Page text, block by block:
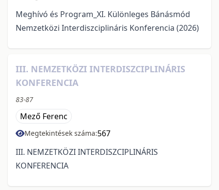
Meghívó és Program_XI. Különleges Bánásmód
Nemzetközi Interdiszciplináris Konferencia (2026)
III. NEMZETKÖZI INTERDISZCIPLINÁRIS
KONFERENCIA
83-87
Mező Ferenc
Megtekintések száma:567
III. NEMZETKÖZI INTERDISZCIPLINÁRIS
KONFERENCIA